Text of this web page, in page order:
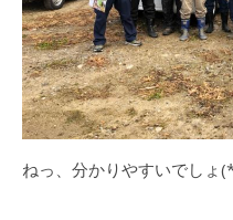
ねっ、分かりやすいでしょ